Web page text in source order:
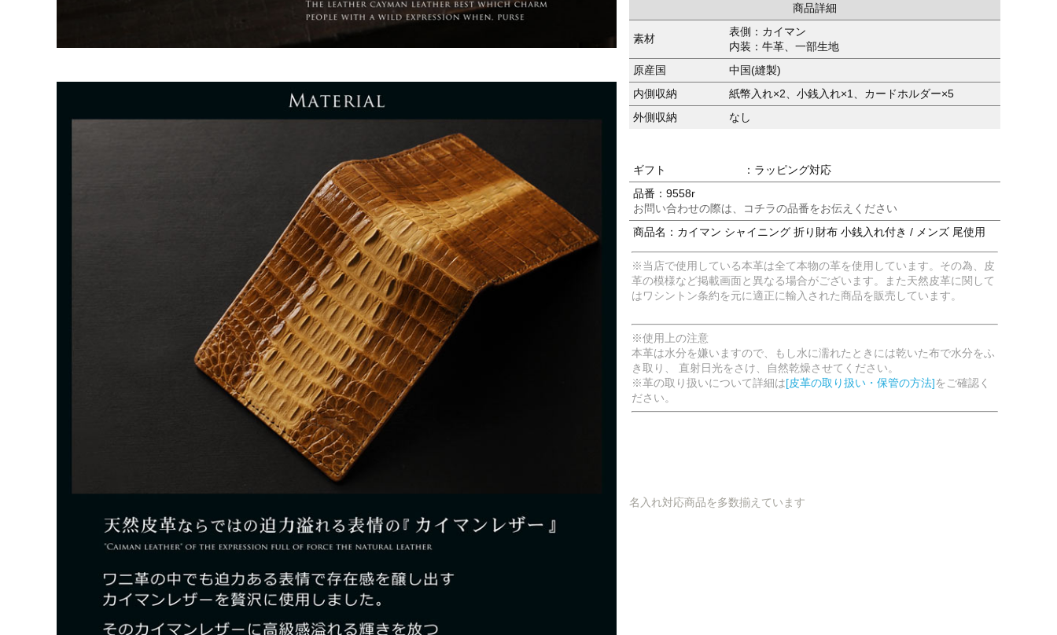
商品詳細
素材
表側：カイマン
内装：牛革、一部生地
原産国
中国(縫製)
内側収納
紙幣入れ×2、小銭入れ×1、カードホルダー×5
外側収納
なし
ギフト
：ラッピング対応
品番：9558r
お問い合わせの際は、コチラの品番をお伝えください
商品名：カイマン シャイニング 折り財布 小銭入れ付き / メンズ 尾使用
※当店で使用している本革は全て本物の革を使用しています。その為、皮
革の模様など掲載画面と異なる場合がございます。また天然皮革に関して
はワシントン条約を元に適正に輸入された商品を販売しています。
※使用上の注意
本革は水分を嫌いますので、もし水に濡れたときには乾いた布で水分をふ
き取り、 直射日光をさけ、自然乾燥させてください。
※革の取り扱いについて詳細は[皮革の取り扱い・保管の方法]をご確認く
ださい。
名入れ対応商品を多数揃えています